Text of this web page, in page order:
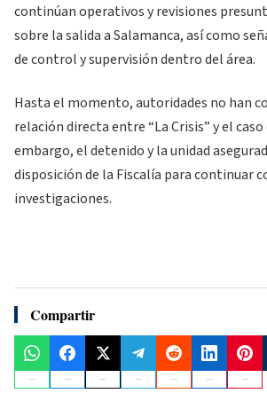
continúan operativos y revisiones
sobre la salida a Salamanca, así como
de control y supervisión dentro del área.
Hasta el momento, autoridades no han
relación directa entre “La Crisis” y el
embargo, el detenido y la unidad
disposición de la Fiscalía para continuar
investigaciones.
Compartir